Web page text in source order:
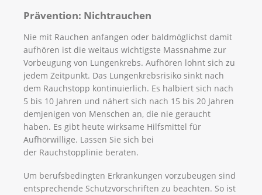
Prävention: Nichtrauchen
Nie mit Rauchen anfangen oder baldmöglichst damit
aufhören ist die weitaus wichtigste Massnahme zur
Vorbeugung von Lungenkrebs. Aufhören lohnt sich zu
jedem Zeitpunkt. Das Lungenkrebsrisiko sinkt nach
dem Rauchstopp kontinuierlich. Es halbiert sich nach
5 bis 10 Jahren und nähert sich nach 15 bis 20 Jahren
demjenigen von Menschen an, die nie geraucht
haben. Es gibt heute wirksame Hilfsmittel für
Aufhörwillige. Lassen Sie sich bei
der Rauchstopplinie beraten.
Um berufsbedingten Erkrankungen vorzubeugen sind
entsprechende Schutzvorschriften zu beachten. So ist